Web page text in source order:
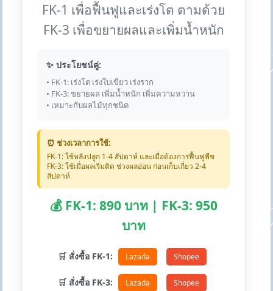
FK-1 เพื่อฟื้นฟูและเร่งโต ตามด้วย
FK-3 เพื่อขยายผลและเพิ่มน้ำหนัก
✨ ประโยชน์คู่:
• FK-1: เร่งโต เร่งใบเขียว เร่งราก
• FK-3: ขยายผล เพิ่มน้ำหนัก เพิ่มความหวาน
• เหมาะกับผลไม้ทุกชนิด
⏰ ช่วงเวลาการใช้:
FK-1: ใช้หลังปลูก 1-4 สัปดาห์ และเมื่อต้องการฟื้นฟูพืช
FK-3: ใช้เมื่อผลเริ่มติด ช่วงผลอ่อน ก่อนเก็บเกี่ยว 2-4
สัปดาห์
💰 FK-1: 890 บาท | FK-3: 950
บาท
🛒 สั่งซื้อ FK-1: Lazada Shopee
🛒 สั่งซื้อ FK-3: Lazada Shopee